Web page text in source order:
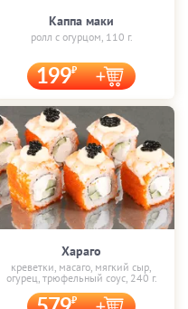
Каппа маки
ролл с огурцом, 110 г.
199
Хараго
креветки, масаго, мягкий сыр,
огурец, трюфельный соус, 240 г.